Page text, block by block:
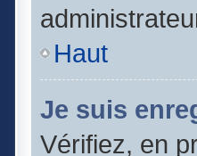
Haut
Je suis
Vérifiez, en